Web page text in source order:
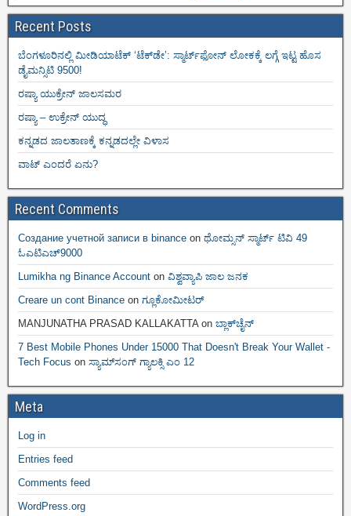
Recent Posts
ಬೆಂಗಳೂರಿನಲ್ಲಿ ಮೀಡಿಯಾಟೆಕ್‌ ‘ಟೆಕ್‌ಡೇ’: ಸ್ಮಾರ್ಟ್‌ಫೋನ್ ಲೋಕಕ್ಕೆ ಲಗ್ಗೆ ಇಟ್ಟ ಹೊಸ
ಡೈಮನ್ಸಿಟಿ 9500!
ರಷ್ಯಾ ಯುಕ್ರೇನ್ ಜಾಲಸಮರ
ರಷ್ಯಾ – ಉಕ್ರೇನ್ ಯುದ್ಧ
ಕನ್ನಡದ ಜಾಲತಾಣಕ್ಕೆ ಕನ್ನಡದಲ್ಲೇ ವಿಳಾಸ
ವಾಟ್ ಎಂದರೆ ಏನು?
Recent Comments
Создание учетной записи в binance on ಥೋಮ್ಸನ್ ಸ್ಮಾರ್ಟ್‌ ಟಿವಿ 49
ಓಎಟಿಎಚ್9000
Lumikha ng Binance Account on ವಿಶ್ವವ್ಯಾಪಿ ಜಾಲ ಜನಕ
Creare un cont Binance on ಗ್ಲೂಕೋಮೀಟರ್
MANJUNATHA PRASAD KALLAKATTAon ಬ್ಲಾಕ್‌ಚೈನ್‌
7 Best Mobile Phones Under 15000 That Doesn't Break Your Wallet -
Tech Focus on ಸ್ಯಾಮ್‌ಸಂಗ್ ಗ್ಯಾಲಕ್ಸಿ ಎಂ 12
Meta
Log in
Entries feed
Comments feed
WordPress.org